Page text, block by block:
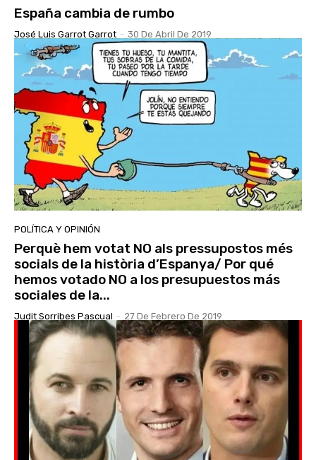
España cambia de rumbo
José Luis Garrot Garrot - 30 De Abril De 2019
POLÍTICA Y OPINIÓN
Perquè hem votat NO als pressupostos més
socials de la història d’Espanya/ Por qué
hemos votado NO a los presupuestos más
sociales de la...
Judit Sorribes Pascual - 27 De Febrero De 2019